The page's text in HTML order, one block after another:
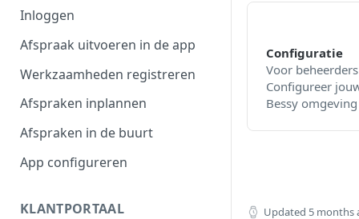
Inloggen
Afspraak uitvoeren in de app
Werkzaamheden registreren
Afspraken inplannen
Afspraken in de buurt
App configureren
KLANTPORTAAL
Configuratie
Voor
Configureer
Bessy omgeving
Updated 5 months